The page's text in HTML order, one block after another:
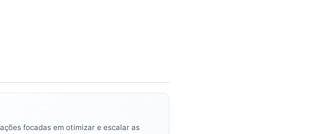
focadas em otimizar e escalar as